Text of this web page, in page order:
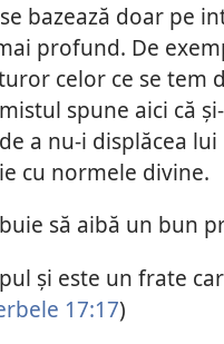
bazează doar pe
profund. De
celor ce se tem
spune aici că
a nu-i displăcea lui
cu normele divine.
să aibă un bun
și este un frate
17:17)